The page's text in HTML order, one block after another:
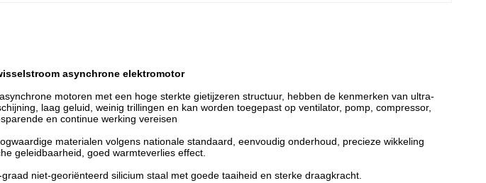
asynchrone elektromotor
motoren met een hoge sterkte gietijzeren structuur, hebben de kenmerken van ultra-
laag geluid, weinig trillingen en kan worden toegepast op ventilator, pomp, compressor,
en continue werking vereisen
materialen volgens nationale standaard, eenvoudig onderhoud, precieze wikkeling
geleidbaarheid, goed warmteverlies effect.
niet-georiënteerd silicium staal met goede taaiheid en sterke draagkracht.